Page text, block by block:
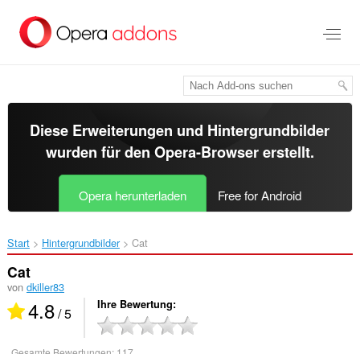
Hauptinhalt
springen
Diese Erweiterungen und Hintergrundbilder
wurden für den Opera-Browsererstellt.
Opera herunterladen Free for Android
Start Hintergrundbilder Cat‎
Cat
von dkiller83
4.8/ 5 Ihre Bewertung